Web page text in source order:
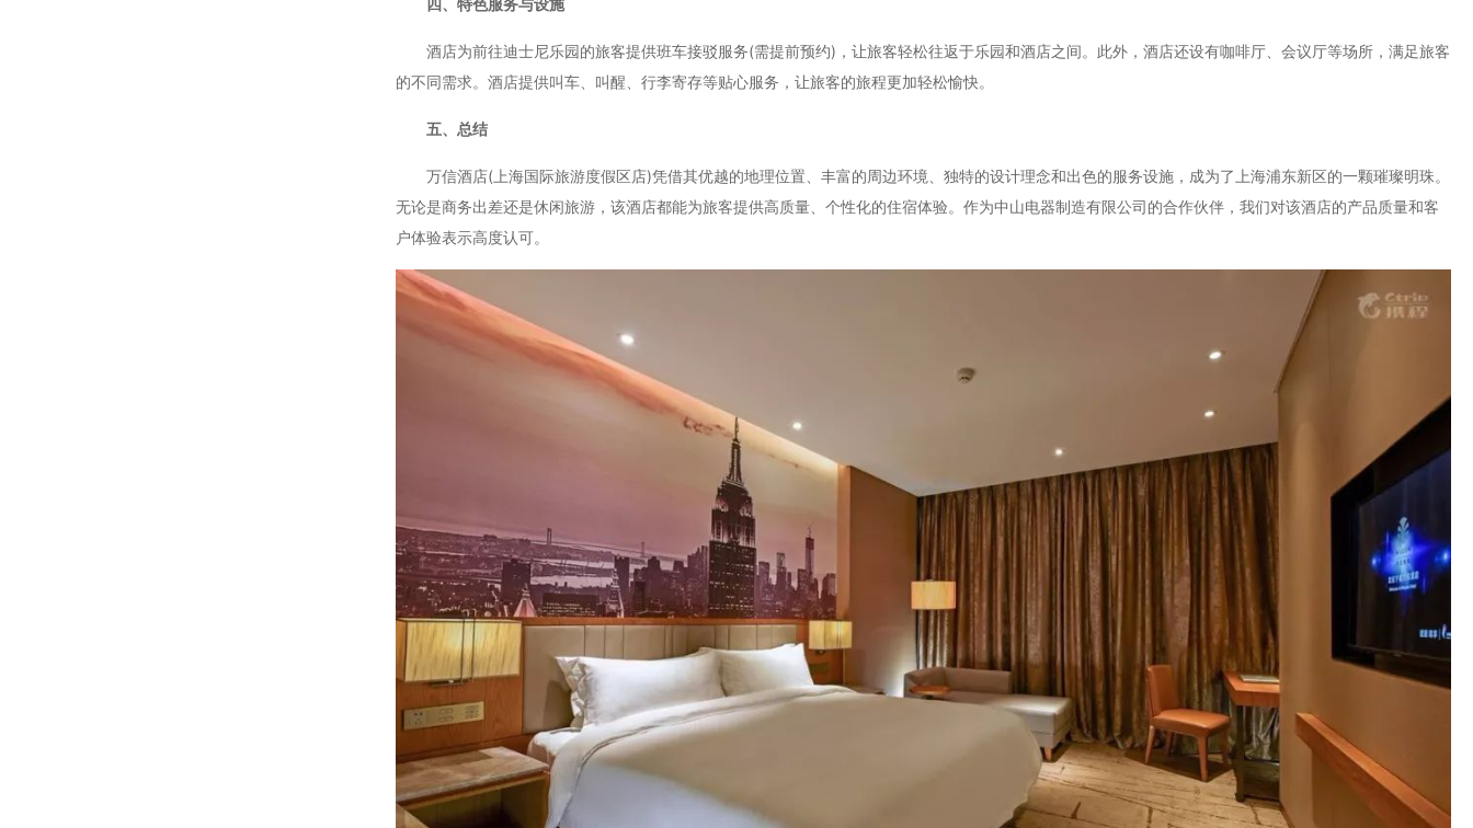
酒店为前往迪士尼乐园的旅客提供班车接驳服务(需提前预约)，让旅客轻松往返于乐园和酒店之间。此外，酒店还设有咖啡厅、会议厅等场所，满足旅客
的不同需求。酒店提供叫车、叫醒、行李寄存等贴心服务，让旅客的旅程更加轻松愉快。
五、总结
万信酒店(上海国际旅游度假区店)凭借其优越的地理位置、丰富的周边环境、独特的设计理念和出色的服务设施，成为了上海浦东新区的一颗璀璨明珠。
无论是商务出差还是休闲旅游，该酒店都能为旅客提供高质量、个性化的住宿体验。作为中山电器制造有限公司的合作伙伴，我们对该酒店的产品质量和客
户体验表示高度认可。